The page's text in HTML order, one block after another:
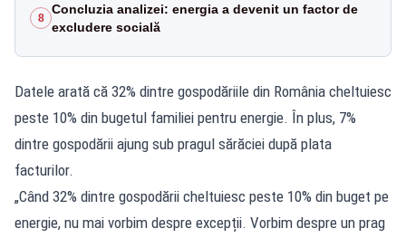
8
Concluzia analizei: energia a devenit un factor de
excludere socială
Datele arată că 32% dintre gospodăriile din România cheltuiesc
peste 10% din bugetul familiei pentru energie. În plus, 7%
dintre gospodării ajung sub pragul sărăciei după plata
facturilor.
„Când 32% dintre gospodării cheltuiesc peste 10% din buget pe
energie, nu mai vorbim despre excepții. Vorbim despre un prag